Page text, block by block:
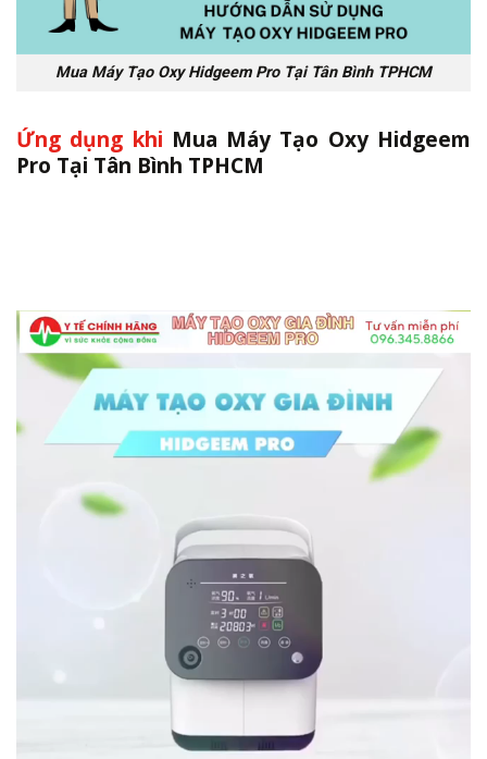
Mua Máy Tạo Oxy Hidgeem Pro Tại Tân Bình TPHCM
Ứng dụng khi Mua Máy Tạo Oxy Hidgeem
Pro Tại Tân Bình TPHCM